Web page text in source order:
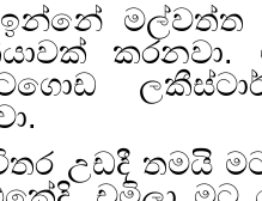
ඉන්නේ
උඩදී තමයි